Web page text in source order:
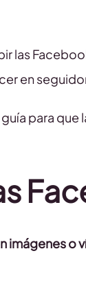
las
en
para que
imágenes o